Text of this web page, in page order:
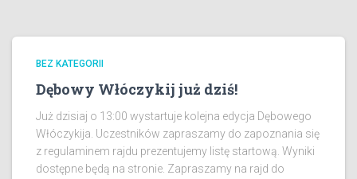
BEZ KATEGORII
Dębowy Włóczykij już dziś!
Już dzisiaj o 13:00 wystartuje kolejna edycja Dębowego
Włóczykija. Uczestników zapraszamy do zapoznania się
z regulaminem rajdu prezentujemy listę startową. Wyniki
dostępne będą na stronie. Zapraszamy na rajd do